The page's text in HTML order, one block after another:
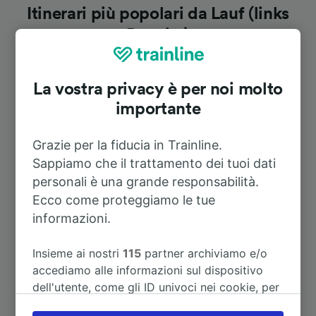
Itinerari più popolari da Lauf (links
Durata
A Aeroporto Francoforte sul Meno
(m) lunga distanza
2h 52m
A Köln Hbf
A Monaco di baviera (stazione
centrale)
1h 45m
La vostra privacy è per noi molto
importante
Grazie per la fiducia in Trainline.
Sappiamo che il trattamento dei tuoi dati
personali è una grande responsabilità.
Ecco come proteggiamo le tue
informazioni.
Insieme ai nostri115 partner archiviamo e/o
accediamo alle informazioni sul dispositivo
dell'utente, come gli ID univoci nei cookie, per